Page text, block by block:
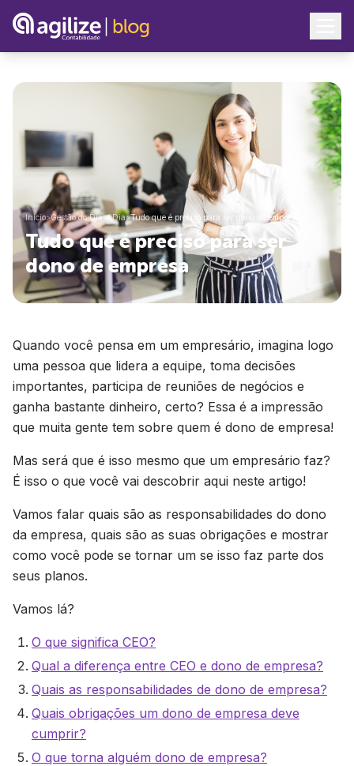
Início>Gestão do Dia a Dia>Tudo que é preciso para ser dono de empresa
Tudo que é preciso para ser
dono de empresa
Quando você pensa em um empresário, imagina logo
uma pessoa que lidera a equipe, toma decisões
importantes, participa de reuniões de negócios e
ganha bastante dinheiro, certo? Essa é a impressão
que muita gente tem sobre quem é dono de empresa!
Mas será que é isso mesmo que um empresário faz?
É isso o que você vai descobrir aqui neste artigo!
Vamos falar quais são as responsabilidades do dono
da empresa, quais são as suas obrigações e mostrar
como você pode se tornar um se isso faz parte dos
seus planos.
Vamos lá?
O que significa CEO?
Qual a diferença entre CEO e dono de empresa?
Quais as responsabilidades de dono de empresa?
Quais obrigações um dono de empresa deve
cumprir?
O que torna alguém dono de empresa?